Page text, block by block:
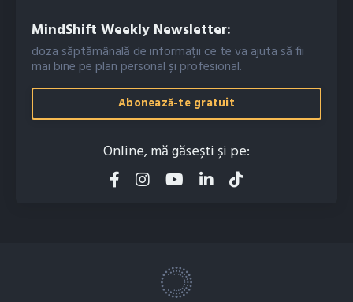
MindShift Weekly Newsletter:
doza săptămânală de informații ce te va ajuta să fii
mai bine pe plan personal și profesional.
Abonează-te gratuit
Online, mă găsești și pe: